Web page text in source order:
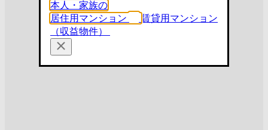
本人・家族の
居住用マンション
賃貸用マンション
（収益物件）